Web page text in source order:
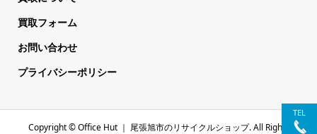
買取フォーム
お問い合わせ
プライバシーポリシー
Copyright ©Office Hut ｜ 尾張旭市のリサイクルショップ. All Rights
TEL